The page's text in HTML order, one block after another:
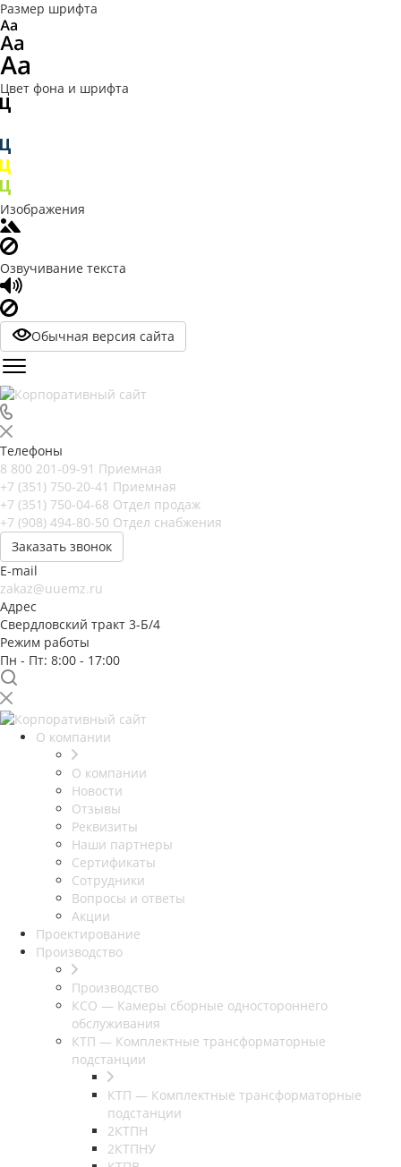
Размер шрифта
Цвет фона и шрифта
Изображения
Озвучивание текста
Обычная версия сайта
Телефоны
8 800 201-09-91 Приемная
+7 (351) 750-20-41 Приемная
+7 (351) 750-04-68 Отдел продаж
+7 (908) 494-80-50 Отдел снабжения
Заказать звонок
E-mail
zakaz@uuemz.ru
Адрес
Свердловский тракт 3-Б/4
Режим работы
Пн - Пт: 8:00 - 17:00
О компании
О компании
Новости
Отзывы
Реквизиты
Наши партнеры
Сертификаты
Сотрудники
Вопросы и ответы
Акции
Проектирование
Производство
Производство
КСО — Камеры сборные одностороннего
обслуживания
КТП — Комплектные трансформаторные
подстанции
КТП — Комплектные трансформаторные
подстанции
2КТПН
2КТПНУ